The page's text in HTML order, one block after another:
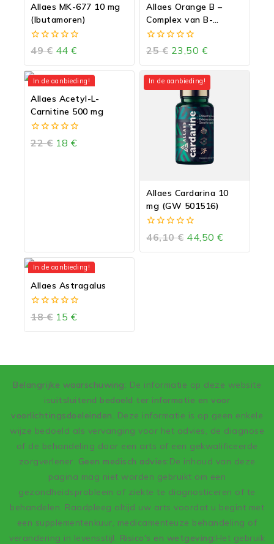
Allaes MK-677 10 mg
(Ibutamoren)
0
van
5
49€ 44 €
Allaes Orange B –
Complex van B-
vitamines, choline en
TMG
0
van
5
25€ 23,50 €
In de aanbieding!
Allaes Acetyl-L-
Carnitine 500 mg
0
van
22€ 18 €
In de aanbieding!
Allaes Cardarina 10
mg (GW 501516)
0
van
5
46,10€ 44,50 €
In de aanbieding!
Allaes Astragalus
0
van
5
18€ 15 €
Belangrijke waarschuwing: De informatie op deze website
isuitsluitend bedoeld ter informatie en voor
voorlichtingsdoeleinden. Deze informatie is op geen enkele
wijze bedoeld als vervanging voor het advies, de diagnose
of de behandeling door een arts of een gekwalificeerde
zorgverlener. Geen medisch advies:De inhoud van deze
pagina mag niet worden gebruikt om een
gezondheidsprobleem of ziekte te diagnosticeren of te
behandelen. Raadpleeg altijd uw arts voordat u begint met
een supplementenkuur, medicamenteuze behandeling of
verandering in levensstijl. Risico's en wetgeving:Het gebruik